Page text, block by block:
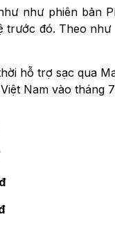
như phiên
đó. Theo
hỗ trợ sạc qua
Nam vào tháng